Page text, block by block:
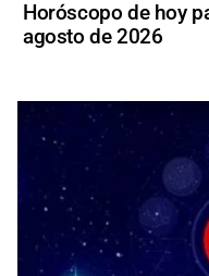
Horóscopo de hoy
agosto de 2026